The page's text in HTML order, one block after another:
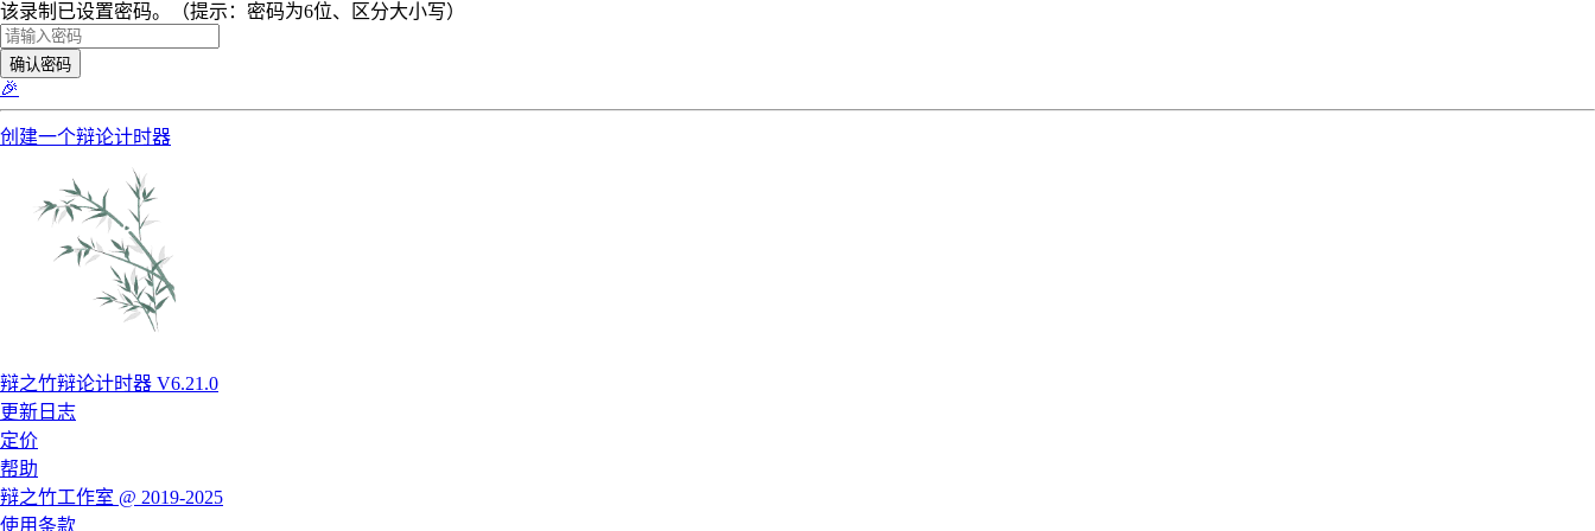
该录制已设置密码。（提示：密码为6位、区分大小写）
确认密码
🎉
创建一个辩论计时器
辩之竹辩论计时器 V6.21.0
更新日志
定价
帮助
辩之竹工作室 @ 2019-2025
使用条款